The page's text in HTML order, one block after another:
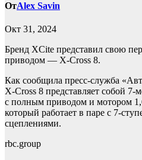
ОтAlex Savin
Окт 31, 2024
Бренд XCite представил свою
приводом — X-Cross 8.
Как сообщила пресс-служба
X-Cross 8 представляет собой
с полным приводом и мотором
который работает в паре с 7-
сцеплениями.
rbc.group